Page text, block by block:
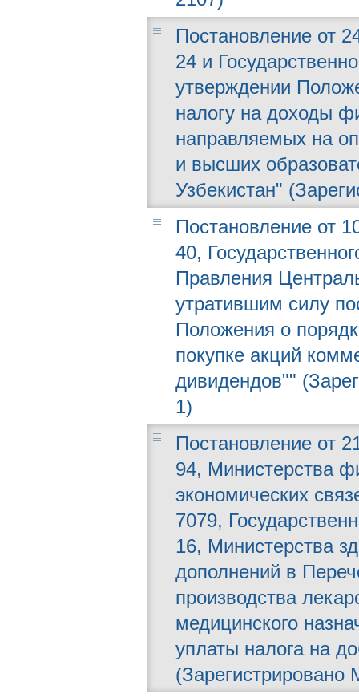
Постановление от
24 и
утверждении
налогу на доходы
направляемых на
и высших
Узбекистан"
Постановление от
40,
Правления
утратившим силу
Положения о
покупке акций
дивидендов""
1)
Постановление от
94, Министерства
экономических
7079,
16, Министерства
дополнений в
производства
медицинского
уплаты налога на